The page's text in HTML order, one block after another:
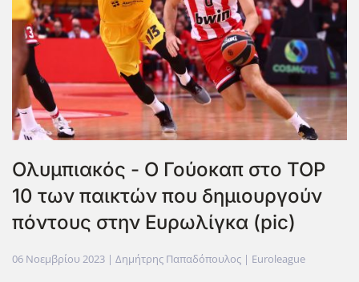
Ολυμπιακός - Ο Γούοκαπ στο TOP
10 των παικτών που δημιουργούν
πόντους στην Ευρωλίγκα (pic)
06 Νοεμβρίου 2023 | Δημήτρης Παπαδόπουλος | Euroleague